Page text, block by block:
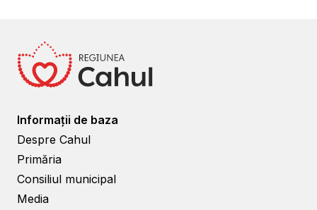
Informații de baza
Despre Cahul
Primăria
Consiliul municipal
Media